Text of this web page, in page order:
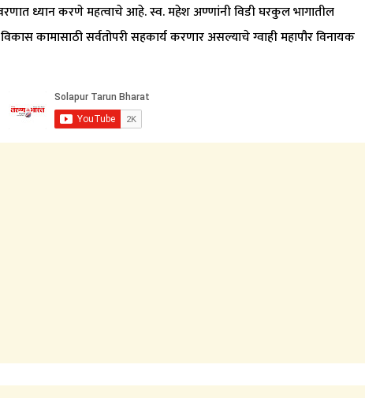
ध्यान करणे महत्वाचे आहे. स्व. महेश अण्णांनी विडी घरकुल भागातील
कामासाठी सर्वतोपरी सहकार्य करणार असल्याचे ग्वाही महापौर विनायक